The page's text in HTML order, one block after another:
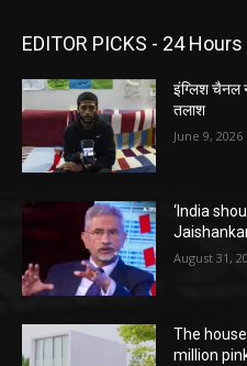
EDITOR PICKS - 24 Hours
इंग्लिश चैनल
तलाश
June 9, 2026
‘India
August 31,
The
million